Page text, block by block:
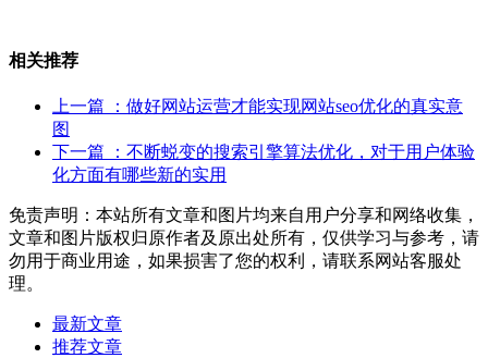
相关推荐
上一篇
：做好网站运营才能实现网站seo优化的真实意
图
下一篇
：不断蜕变的搜索引擎算法优化，对于用户体验
化方面有哪些新的实用
免责声明：本站所有文章和图片均来自用户分享和网络收集，
文章和图片版权归原作者及原出处所有，仅供学习与参考，请
勿用于商业用途，如果损害了您的权利，请联系网站客服处
理。
最新文章
推荐文章